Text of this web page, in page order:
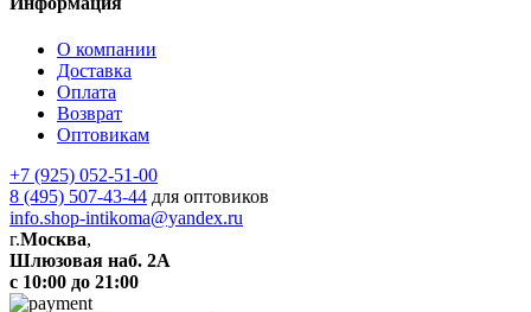
О компании
Доставка
Оплата
Возврат
Оптовикам
+7 (925) 052-51-00
8 (495) 507-43-44 для оптовиков
info.shop-intikoma@yandex.ru
г.Москва,
Шлюзовая наб. 2А
с 10:00 до 21:00